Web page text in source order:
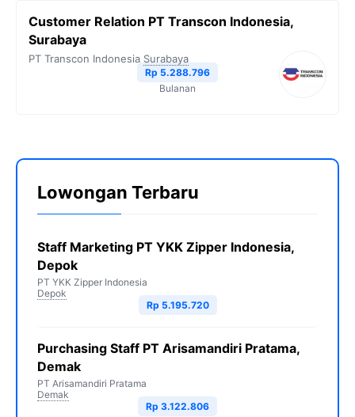
Customer Relation PT Transcon Indonesia,
Surabaya
PT Transcon Indonesia Surabaya
Rp 5.288.796
Bulanan
Lowongan Terbaru
Staff Marketing PT YKK Zipper Indonesia,
Depok
PT YKK Zipper Indonesia
Depok
Rp 5.195.720
Purchasing Staff PT Arisamandiri Pratama,
Demak
PT Arisamandiri Pratama
Demak
Rp 3.122.806